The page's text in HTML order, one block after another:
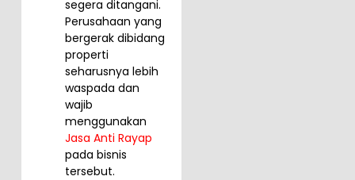
segera ditangani.
Perusahaan yang
bergerak dibidang
properti
seharusnya lebih
waspada dan
wajib
menggunakan
Jasa Anti Rayap
pada bisnis
tersebut.